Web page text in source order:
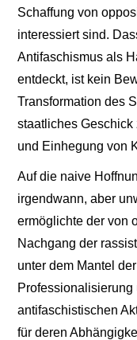
Schaffung von
interessiert sind.
Antifaschismus als
entdeckt, ist kein
Transformation des
staatliches
und Einhegung von
Auf die naive
irgendwann, aber
ermöglichte der von
Nachgang der
unter dem Mantel
antifaschistischen
für deren